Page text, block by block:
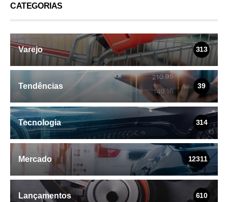
CATEGORIAS
Varejo 313
Tendências 39
Tecnologia 314
Mercado 12311
Lançamentos 610